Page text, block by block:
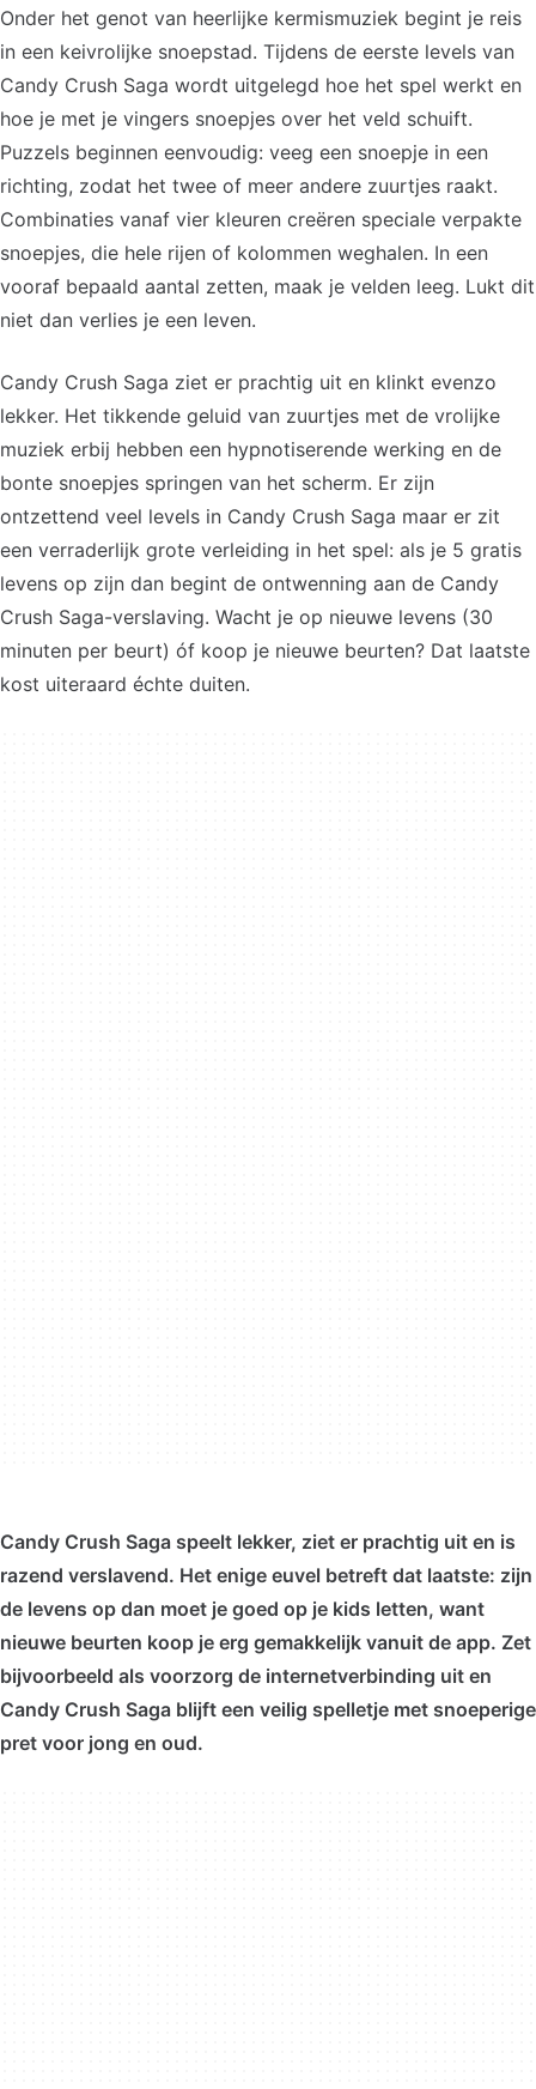
Onder het genot van heerlijke kermismuziek begint je reis
in een keivrolijke snoepstad. Tijdens de eerste levels van
Candy Crush Saga wordt uitgelegd hoe het spel werkt en
hoe je met je vingers snoepjes over het veld schuift.
Puzzels beginnen eenvoudig: veeg een snoepje in een
richting, zodat het twee of meer andere zuurtjes raakt.
Combinaties vanaf vier kleuren creëren speciale verpakte
snoepjes, die hele rijen of kolommen weghalen. In een
vooraf bepaald aantal zetten, maak je velden leeg. Lukt dit
niet dan verlies je een leven.
Candy Crush Saga ziet er prachtig uit en klinkt evenzo
lekker. Het tikkende geluid van zuurtjes met de vrolijke
muziek erbij hebben een hypnotiserende werking en de
bonte snoepjes springen van het scherm. Er zijn
ontzettend veel levels in Candy Crush Saga maar er zit
een verraderlijk grote verleiding in het spel: als je 5 gratis
levens op zijn dan begint de ontwenning aan de Candy
Crush Saga-verslaving. Wacht je op nieuwe levens (30
minuten per beurt) óf koop je nieuwe beurten? Dat laatste
kost uiteraard échte duiten.
Candy Crush Saga speelt lekker, ziet er prachtig uit en is
razend verslavend. Het enige euvel betreft dat laatste: zijn
de levens op dan moet je goed op je kids letten, want
nieuwe beurten koop je erg gemakkelijk vanuit de app. Zet
bijvoorbeeld als voorzorg de internetverbinding uit en
Candy Crush Saga blijft een veilig spelletje met snoeperige
pret voor jong en oud.